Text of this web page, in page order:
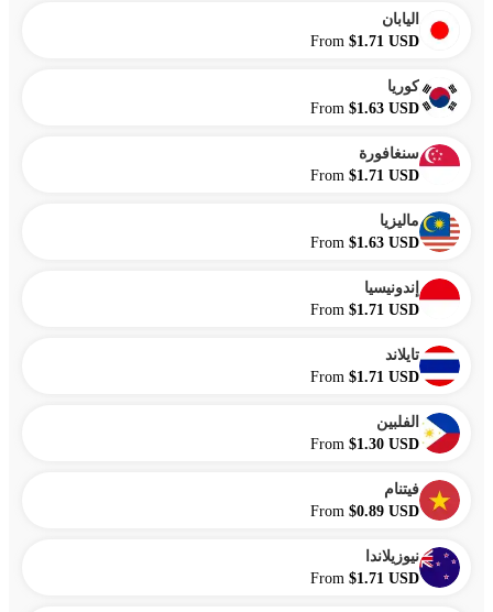
اليابان
From $1.71 USD
كوريا
From $1.63 USD
سنغافورة
From $1.71 USD
ماليزيا
From $1.63 USD
إندونيسيا
From $1.71 USD
تايلاند
From $1.71 USD
الفلبين
From $1.30 USD
فيتنام
From $0.89 USD
نيوزيلاندا
From $1.71 USD